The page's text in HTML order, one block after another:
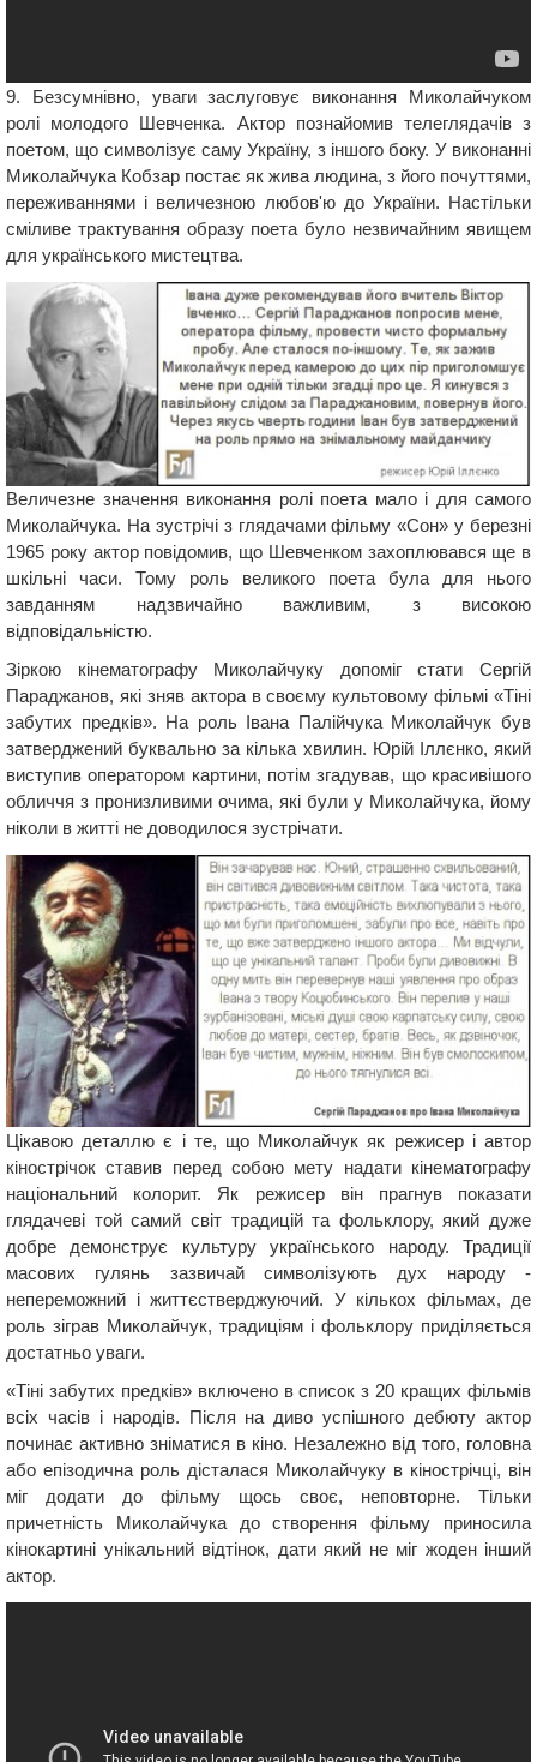
9. Безсумнівно, уваги заслуговує виконання Миколайчуком
ролі молодого Шевченка. Актор познайомив телеглядачів з
поетом, що символізує саму Україну, з іншого боку. У виконанні
Миколайчука Кобзар постає як жива людина, з його почуттями,
переживаннями і величезною любов'ю до України. Настільки
сміливе трактування образу поета було незвичайним явищем
для українського мистецтва.
Величезне значення виконання ролі поета мало і для самого
Миколайчука. На зустрічі з глядачами фільму «Сон» у березні
1965 року актор повідомив, що Шевченком захоплювався ще в
шкільні часи. Тому роль великого поета була для нього
завданням надзвичайно важливим, з високою
відповідальністю.
Зіркою кінематографу Миколайчуку допоміг стати Сергій
Параджанов, які зняв актора в своєму культовому фільмі «Тіні
забутих предків». На роль Івана Палійчука Миколайчук був
затверджений буквально за кілька хвилин. Юрій Іллєнко, який
виступив оператором картини, потім згадував, що красивішого
обличчя з пронизливими очима, які були у Миколайчука, йому
ніколи в житті не доводилося зустрічати.
Цікавою деталлю є і те, що Миколайчук як режисер і автор
кінострічок ставив перед собою мету надати кінематографу
національний колорит. Як режисер він прагнув показати
глядачеві той самий світ традицій та фольклору, який дуже
добре демонструє культуру українського народу. Традиції
масових гулянь зазвичай символізують дух народу -
непереможний і життєстверджуючий. У кількох фільмах, де
роль зіграв Миколайчук, традиціям і фольклору приділяється
достатньо уваги.
«Тіні забутих предків» включено в список з 20 кращих фільмів
всіх часів і народів. Після на диво успішного дебюту актор
починає активно зніматися в кіно. Незалежно від того, головна
або епізодична роль дісталася Миколайчуку в кінострічці, він
міг додати до фільму щось своє, неповторне. Тільки
причетність Миколайчука до створення фільму приносила
кінокартині унікальний відтінок, дати який не міг жоден інший
актор.